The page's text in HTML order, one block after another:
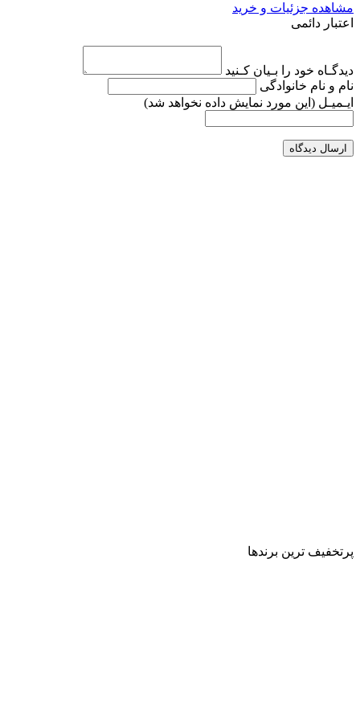
مشاهده جزئیات و خرید
اعتبار دائمی
دیدگـاه خود را بـیان کـنید
نام و نام خانوادگی
ایـمیـل (این مورد نمایش داده نخواهد شد)
ارسال دیدگاه
پرتخفیف ترین برندها